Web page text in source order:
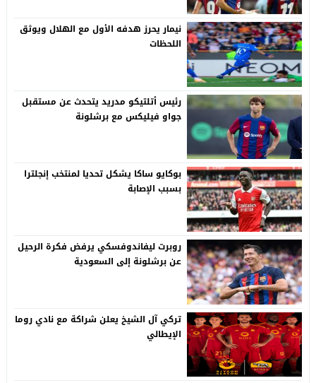
نيمار يحرز هدفه الأول مع الهلال ويوثق
اللحظات
رئيس أتلتيكو مدريد يتحدث عن مستقبل
جواو فيليكس مع برشلونة
بوكايو ساكا يشكل تحديا لمنتخب إنجلترا
بسبب الإصابة
روبرت ليفاندوفسكي يرفض فكرة الرحيل
عن برشلونة إلى السعودية
تركي آل الشيخ يعلن شراكة مع نادي روما
الإيطالي